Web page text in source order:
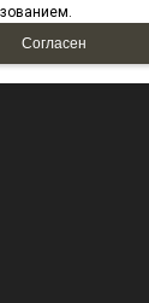
Согласен